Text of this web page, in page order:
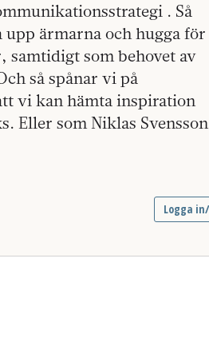
. Så
ärmarna och hugga för
samtidigt som behovet av
så spånar vi på
vi kan hämta inspiration
Eller som Niklas Svensson